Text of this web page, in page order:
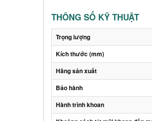
THÔNG SỐ KỸ THUẬT
Trọng lượng
Kích thước (mm)
Hãng sản xuất
Bảo hành
Hành trình khoan